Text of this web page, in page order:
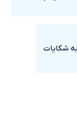
شکايات